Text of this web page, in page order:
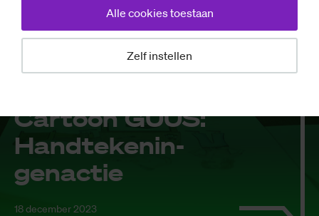
Zelf instellen
Alle cookies toestaan
Car­toon GUUS:
Hand­te­ke­nin­
gen­ac­tie
18 december 2023